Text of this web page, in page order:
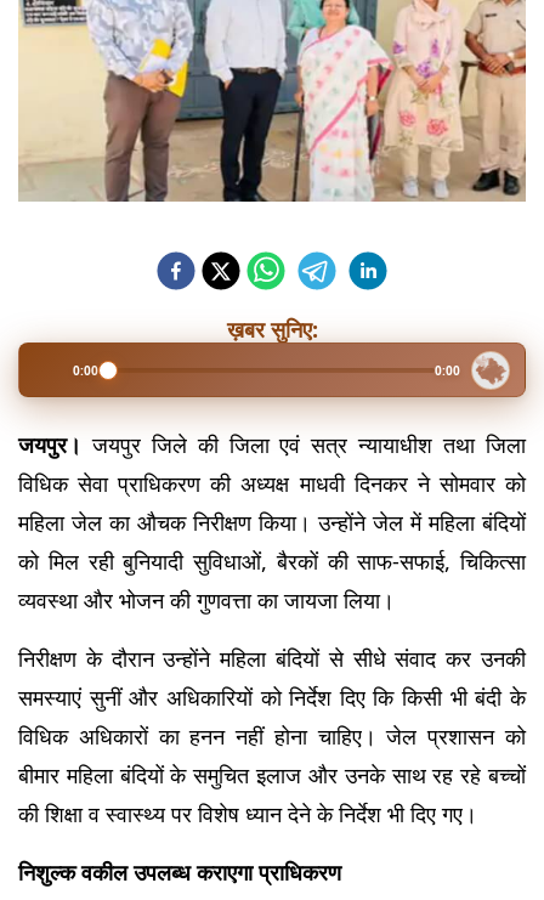
ख़बर सुनिए:
0:00 0:00
जयपुर। जयपुर जिले की जिला एवं सत्र न्यायाधीश तथा जिला
विधिक सेवा प्राधिकरण की अध्यक्ष माधवी दिनकर ने सोमवार को
महिला जेल का औचक निरीक्षण किया। उन्होंने जेल में महिला बंदियों
को मिल रही बुनियादी सुविधाओं, बैरकों की साफ-सफाई, चिकित्सा
व्यवस्था और भोजन की गुणवत्ता का जायजा लिया।
निरीक्षण के दौरान उन्होंने महिला बंदियों से सीधे संवाद कर उनकी
समस्याएं सुनीं और अधिकारियों को निर्देश दिए कि किसी भी बंदी के
विधिक अधिकारों का हनन नहीं होना चाहिए। जेल प्रशासन को
बीमार महिला बंदियों के समुचित इलाज और उनके साथ रह रहे बच्चों
की शिक्षा व स्वास्थ्य पर विशेष ध्यान देने के निर्देश भी दिए गए।
निशुल्क वकील उपलब्ध कराएगा प्राधिकरण